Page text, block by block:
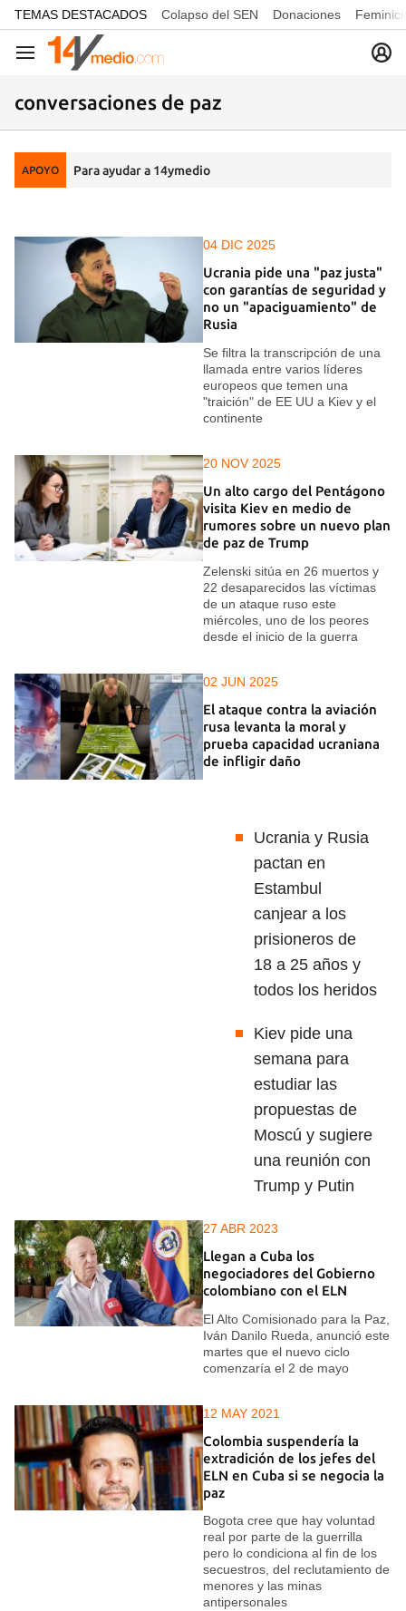
common.go-to-content
TEMAS DESTACADOS Colapso del SEN Donaciones
Navegación
conversaciones de paz
APOYO Para ayudar a 14ymedio
04 DIC 2025
Ucrania pide una "paz justa"
con garantías de seguridad y
no un "apaciguamiento" de
Rusia
Se filtra la transcripción de una
llamada entre varios líderes
europeos que temen una
"traición" de EE UU a Kiev y el
continente
20 NOV 2025
Un alto cargo del Pentágono
visita Kiev en medio de
rumores sobre un nuevo plan
de paz de Trump
Zelenski sitúa en 26 muertos y
22 desaparecidos las víctimas
de un ataque ruso este
miércoles, uno de los peores
desde el inicio de la guerra
02 JUN 2025
El ataque contra la aviación
rusa levanta la moral y
prueba capacidad ucraniana
de infligir daño
Ucrania y Rusia
pactan en
Estambul
canjear a los
prisioneros de
18 a 25 años y
todos los heridos
Kiev pide una
semana para
estudiar las
propuestas de
Moscú y sugiere
una reunión con
Trump y Putin
27 ABR 2023
Llegan a Cuba los
negociadores del Gobierno
colombiano con el ELN
El Alto Comisionado para la Paz,
Iván Danilo Rueda, anunció este
martes que el nuevo ciclo
comenzaría el 2 de mayo
12 MAY 2021
Colombia suspendería la
extradición de los jefes del
ELN en Cuba si se negocia la
paz
Bogota cree que hay voluntad
real por parte de la guerrilla
pero lo condiciona al fin de los
secuestros, del reclutamiento de
menores y las minas
antipersonales